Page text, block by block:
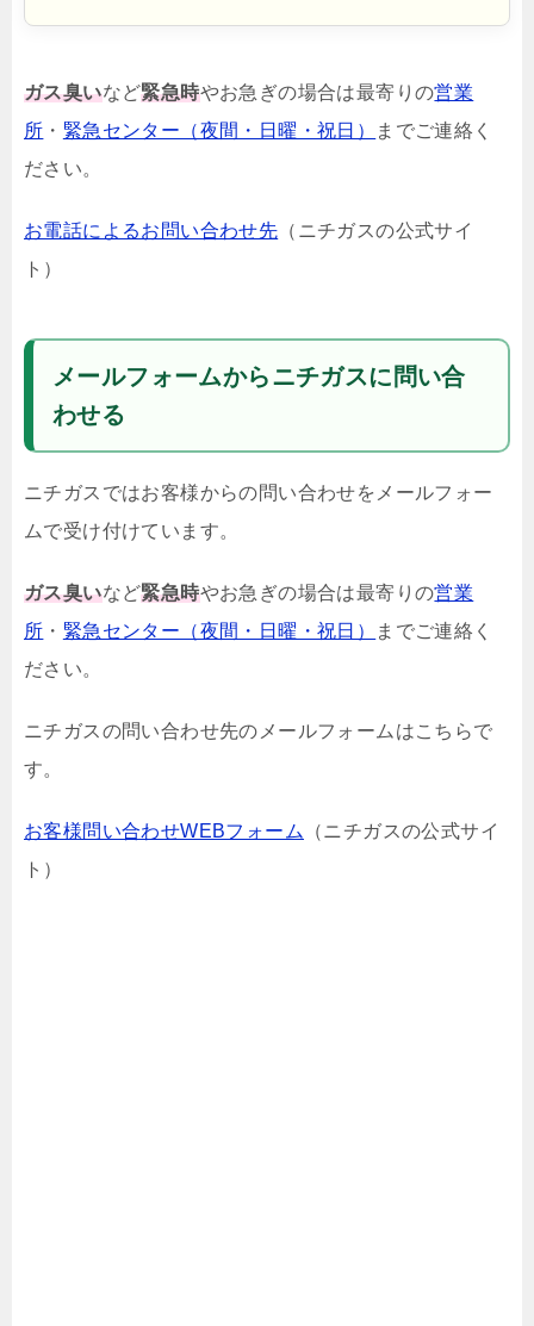
ガス臭いなど緊急時やお急ぎの場合は最寄りの営業
所 ・ 緊急センター（夜間・日曜・祝日）
までご連絡く
ださい。
お電話によるお問い合わせ先 （ニチガスの公式サイ
ト）
メールフォームからニチガスに問い合
わせる
ニチガスではお客様からの問い合わせをメールフォー
ムで受け付けています。
ガス臭いなど緊急時やお急ぎの場合は最寄りの営業
所 ・ 緊急センター（夜間・日曜・祝日）
までご連絡く
ださい。
ニチガスの問い合わせ先のメールフォームはこちらで
す。
お客様問い合わせWEBフォーム
（ニチガスの公式サイ
ト）